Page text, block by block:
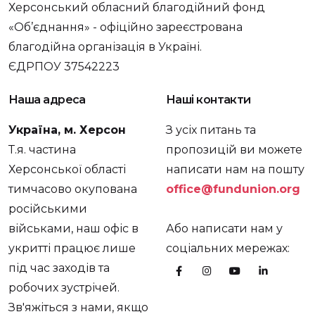
Херсонський обласний благодійний фонд
«Об’єднання» - офіційно зареєстрована
благодійна організація в Україні.
ЄДРПОУ 37542223
Наша адреса
Україна, м. Херсон
Т.я. частина
Херсонської області
тимчасово окупована
російськими
військами, наш офіс в
укритті працює лише
під час заходів та
робочих зустрічей.
Зв'яжіться з нами, якщо
Наші контакти
З усіх питань та
пропозицій ви можете
написати нам на пошту
office@fundunion.org
Або написати нам у
соціальних мережах: